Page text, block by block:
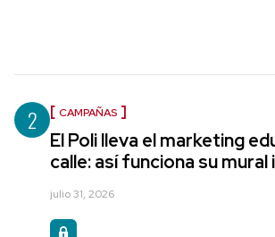
2 CAMPAÑAS
El Poli lleva el marketing
calle: así funciona su
julio 31, 2026